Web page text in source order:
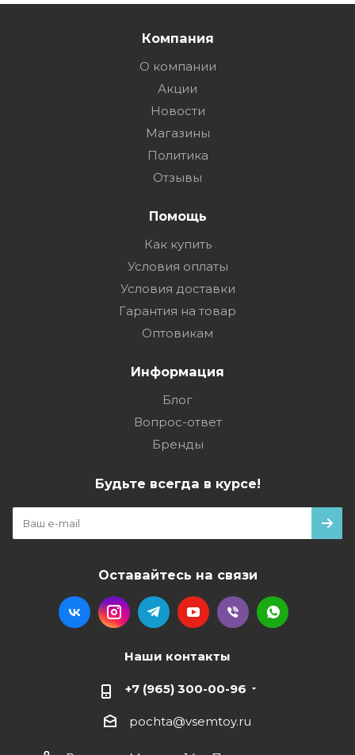
Компания
О компании
Акции
Новости
Магазины
Политика
Отзывы
Помощь
Как купить
Условия оплаты
Условия доставки
Гарантия на товар
Оптовикам
Информация
Блог
Вопрос-ответ
Бренды
Будьте всегда в курсе!
Оставайтесь на связи
Наши контакты
+7 (965) 300-00-96
pochta@vsemtoy.ru